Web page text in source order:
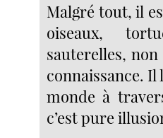
Malgré tout, il
oiseaux,
sauterelles,
connaissance.
monde à
c’est pure